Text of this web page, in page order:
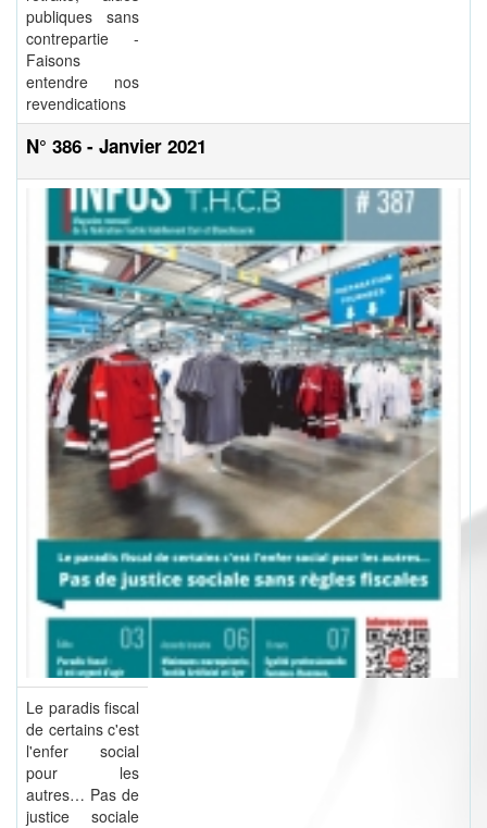
publiques sans
contrepartie -
Faisons
entendre nos
revendications
N° 386 - Janvier 2021
Le paradis fiscal
de certains c'est
l'enfer social
pour les
autres… Pas de
justice sociale